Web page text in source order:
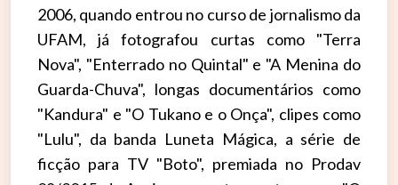
2006, quando entrou no curso de jornalismo da
UFAM, já fotografou curtas como "Terra
Nova", "Enterrado no Quintal" e "A Menina do
Guarda-Chuva", longas documentários como
"Kandura" e "O Tukano e o Onça", clipes como
"Lulu", da banda Luneta Mágica, a série de
ficção para TV "Boto", premiada no Prodav